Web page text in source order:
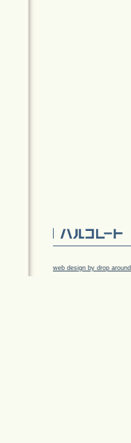
web design by drop around